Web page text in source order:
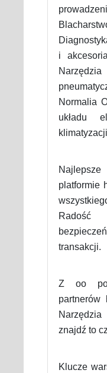
i
Normalia
układu
platformie
transakcji.
Z oo
partnerów
znajdź to
Klucze